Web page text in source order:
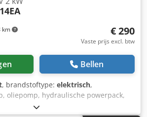
km € 290
Vaste prijs excl. btw
Bellen
, brandstoftype: elektrisch,
oliepomp, hydraulische powerpack,
hydraulische pomp, elektromotor,